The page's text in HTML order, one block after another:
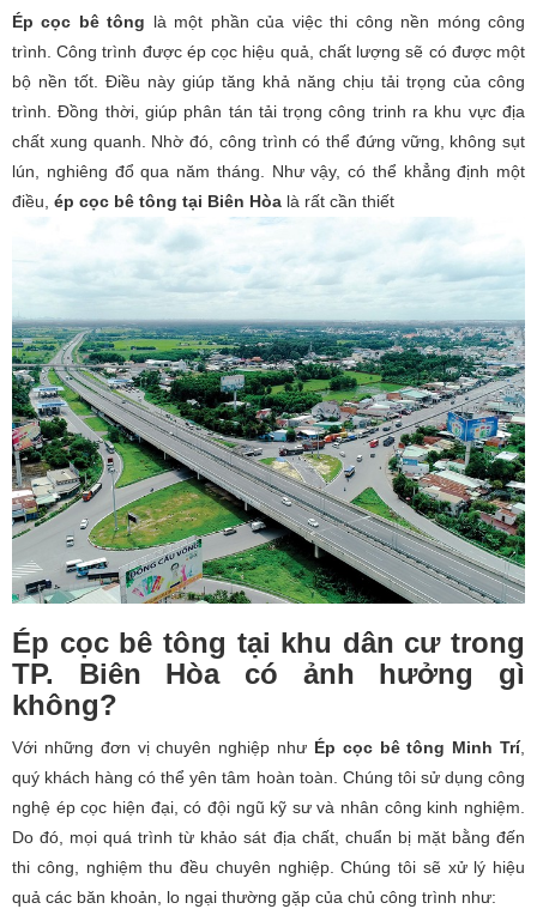
Ép cọc bê tông là một phần của việc thi công nền móng công
trình. Công trình được ép cọc hiệu quả, chất lượng sẽ có được một
bộ nền tốt. Điều này giúp tăng khả năng chịu tải trọng của công
trình. Đồng thời, giúp phân tán tải trọng công trinh ra khu vực địa
chất xung quanh. Nhờ đó, công trình có thể đứng vững, không sụt
lún, nghiêng đổ qua năm tháng. Như vậy, có thể khẳng định một
điều, ép cọc bê tông tại Biên Hòa là rất cần thiết
Ép cọc bê tông tại khu dân cư trong
TP. Biên Hòa có ảnh hưởng gì
không?
Với những đơn vị chuyên nghiệp như Ép cọc bê tông Minh Trí,
quý khách hàng có thể yên tâm hoàn toàn. Chúng tôi sử dụng công
nghệ ép cọc hiện đại, có đội ngũ kỹ sư và nhân công kinh nghiệm.
Do đó, mọi quá trình từ khảo sát địa chất, chuẩn bị mặt bằng đến
thi công, nghiệm thu đều chuyên nghiệp. Chúng tôi sẽ xử lý hiệu
quả các băn khoản, lo ngại thường gặp của chủ công trình như: